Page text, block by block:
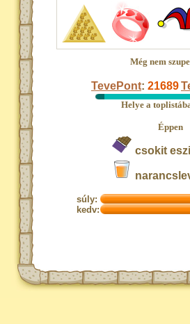
Még nem
TevePont: 21689
Helye a
Éppen
csokit
súly:
kedv: